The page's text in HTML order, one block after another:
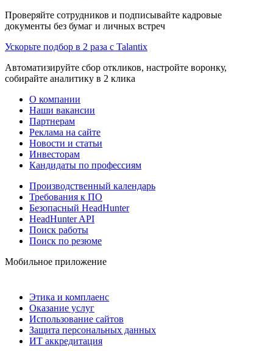
Проверяйте сотрудников и подписывайте кадровые
документы без бумаг и личных встреч
Ускорьте подбор в 2 раза с Talantix
Автоматизируйте сбор откликов, настройте воронку,
собирайте аналитику в 2 клика
О компании
Наши вакансии
Партнерам
Реклама на сайте
Новости и статьи
Инвесторам
Кандидаты по профессиям
Производственный календарь
Требования к ПО
Безопасный HeadHunter
HeadHunter API
Поиск работы
Поиск по резюме
Мобильное приложение
Этика и комплаенс
Оказание услуг
Использование сайтов
Защита персональных данных
ИТ аккредитация